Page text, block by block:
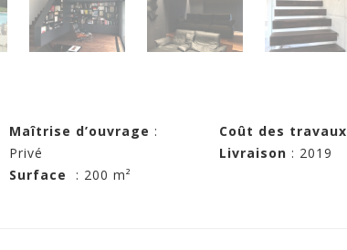
Maîtrise d’ouvrage :
Privé
Surface : 200 m²
Coût des travaux
Livraison : 2019